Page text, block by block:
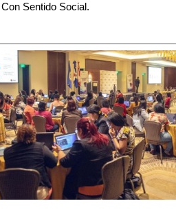
Sentido Social.